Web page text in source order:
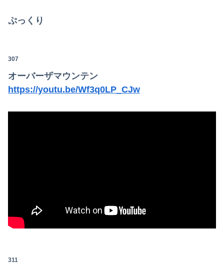
ぷっくり
307
オーバーザマウンテン
https://youtu.be/Wf3q0LP_CJw
311